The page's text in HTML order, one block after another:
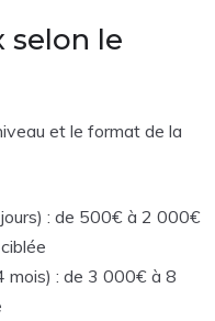
selon le
et le format de la
: de 500€ à 2 000€
mois) : de 3 000€ à 8